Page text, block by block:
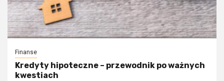
Finanse
Kredyty hipoteczne – przewodnik po ważnych
kwestiach